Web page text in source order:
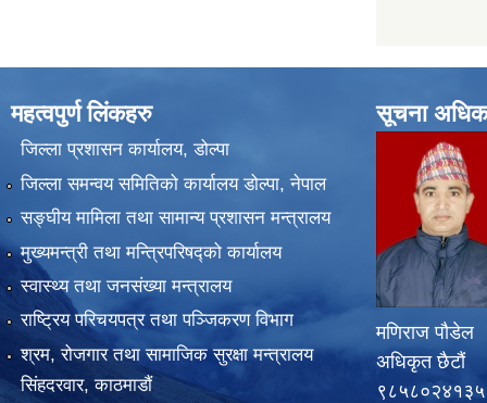
महत्वपुर्ण लिंकहरु
जिल्ला प्रशासन कार्यालय, डोल्पा
जिल्ला समन्वय समितिको कार्यालय डोल्पा, नेपाल
सङ्‍घीय मामिला तथा सामान्य प्रशासन मन्त्रालय
मुख्यमन्त्री तथा मन्त्रिपरिषद्को कार्यालय
स्वास्थ्य तथा जनसंख्या मन्त्रालय
राष्ट्रिय परिचयपत्र तथा पञ्जिकरण विभाग
श्रम, रोजगार तथा सामाजिक सुरक्षा मन्त्रालय
सिंहदरवार, काठमाडाैं
सूचना
मणिराज पौडेल
अधिकृत छैटौं
९८५८०२४१३५